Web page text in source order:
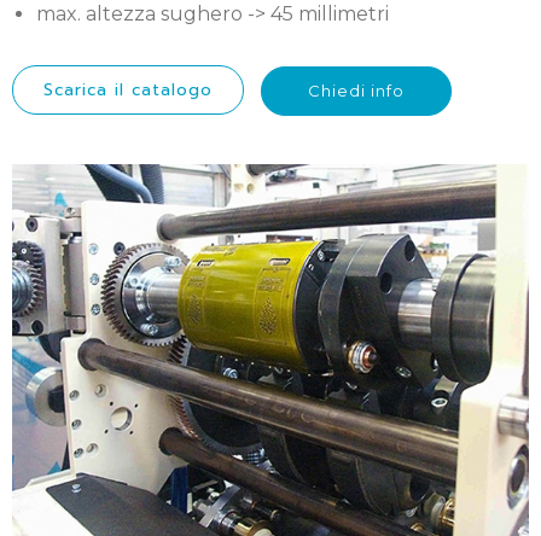
max. altezza sughero -> 45 millimetri
Scarica il catalogo Chiedi info